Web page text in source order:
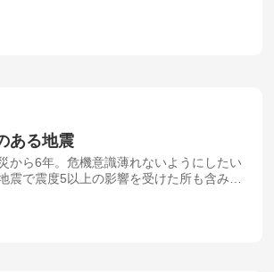
ある地震
から6年。危機意識薄れないようにしたい
震で震度5以上の影響を受けた所も含みま